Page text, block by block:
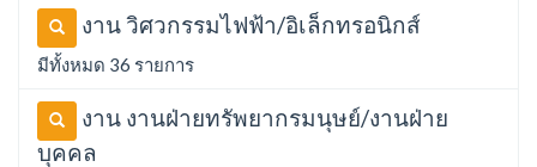
งาน วิศวกรรมไฟฟ้า/อิเล็กทรอนิกส์
มีทั้งหมด 36 รายการ
งาน งานฝ่ายทรัพยากรมนุษย์/งานฝ่าย
บุคคล